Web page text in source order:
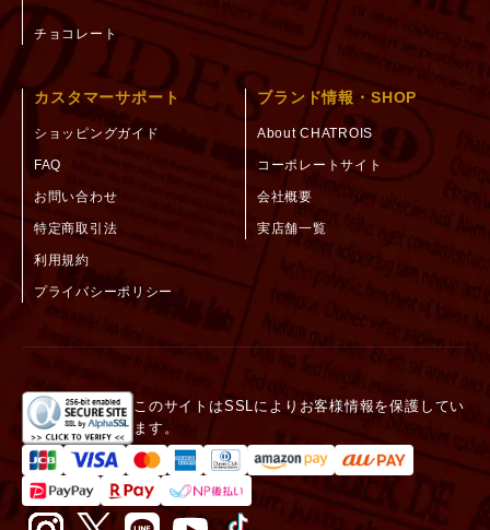
チョコレート
カスタマーサポート
ショッピングガイド
FAQ
お問い合わせ
特定商取引法
利用規約
プライバシーポリシー
ブランド情報・SHOP
About CHATROIS
コーポレートサイト
会社概要
実店舗一覧
このサイトはSSLによりお客様情報を保護してい
ます。